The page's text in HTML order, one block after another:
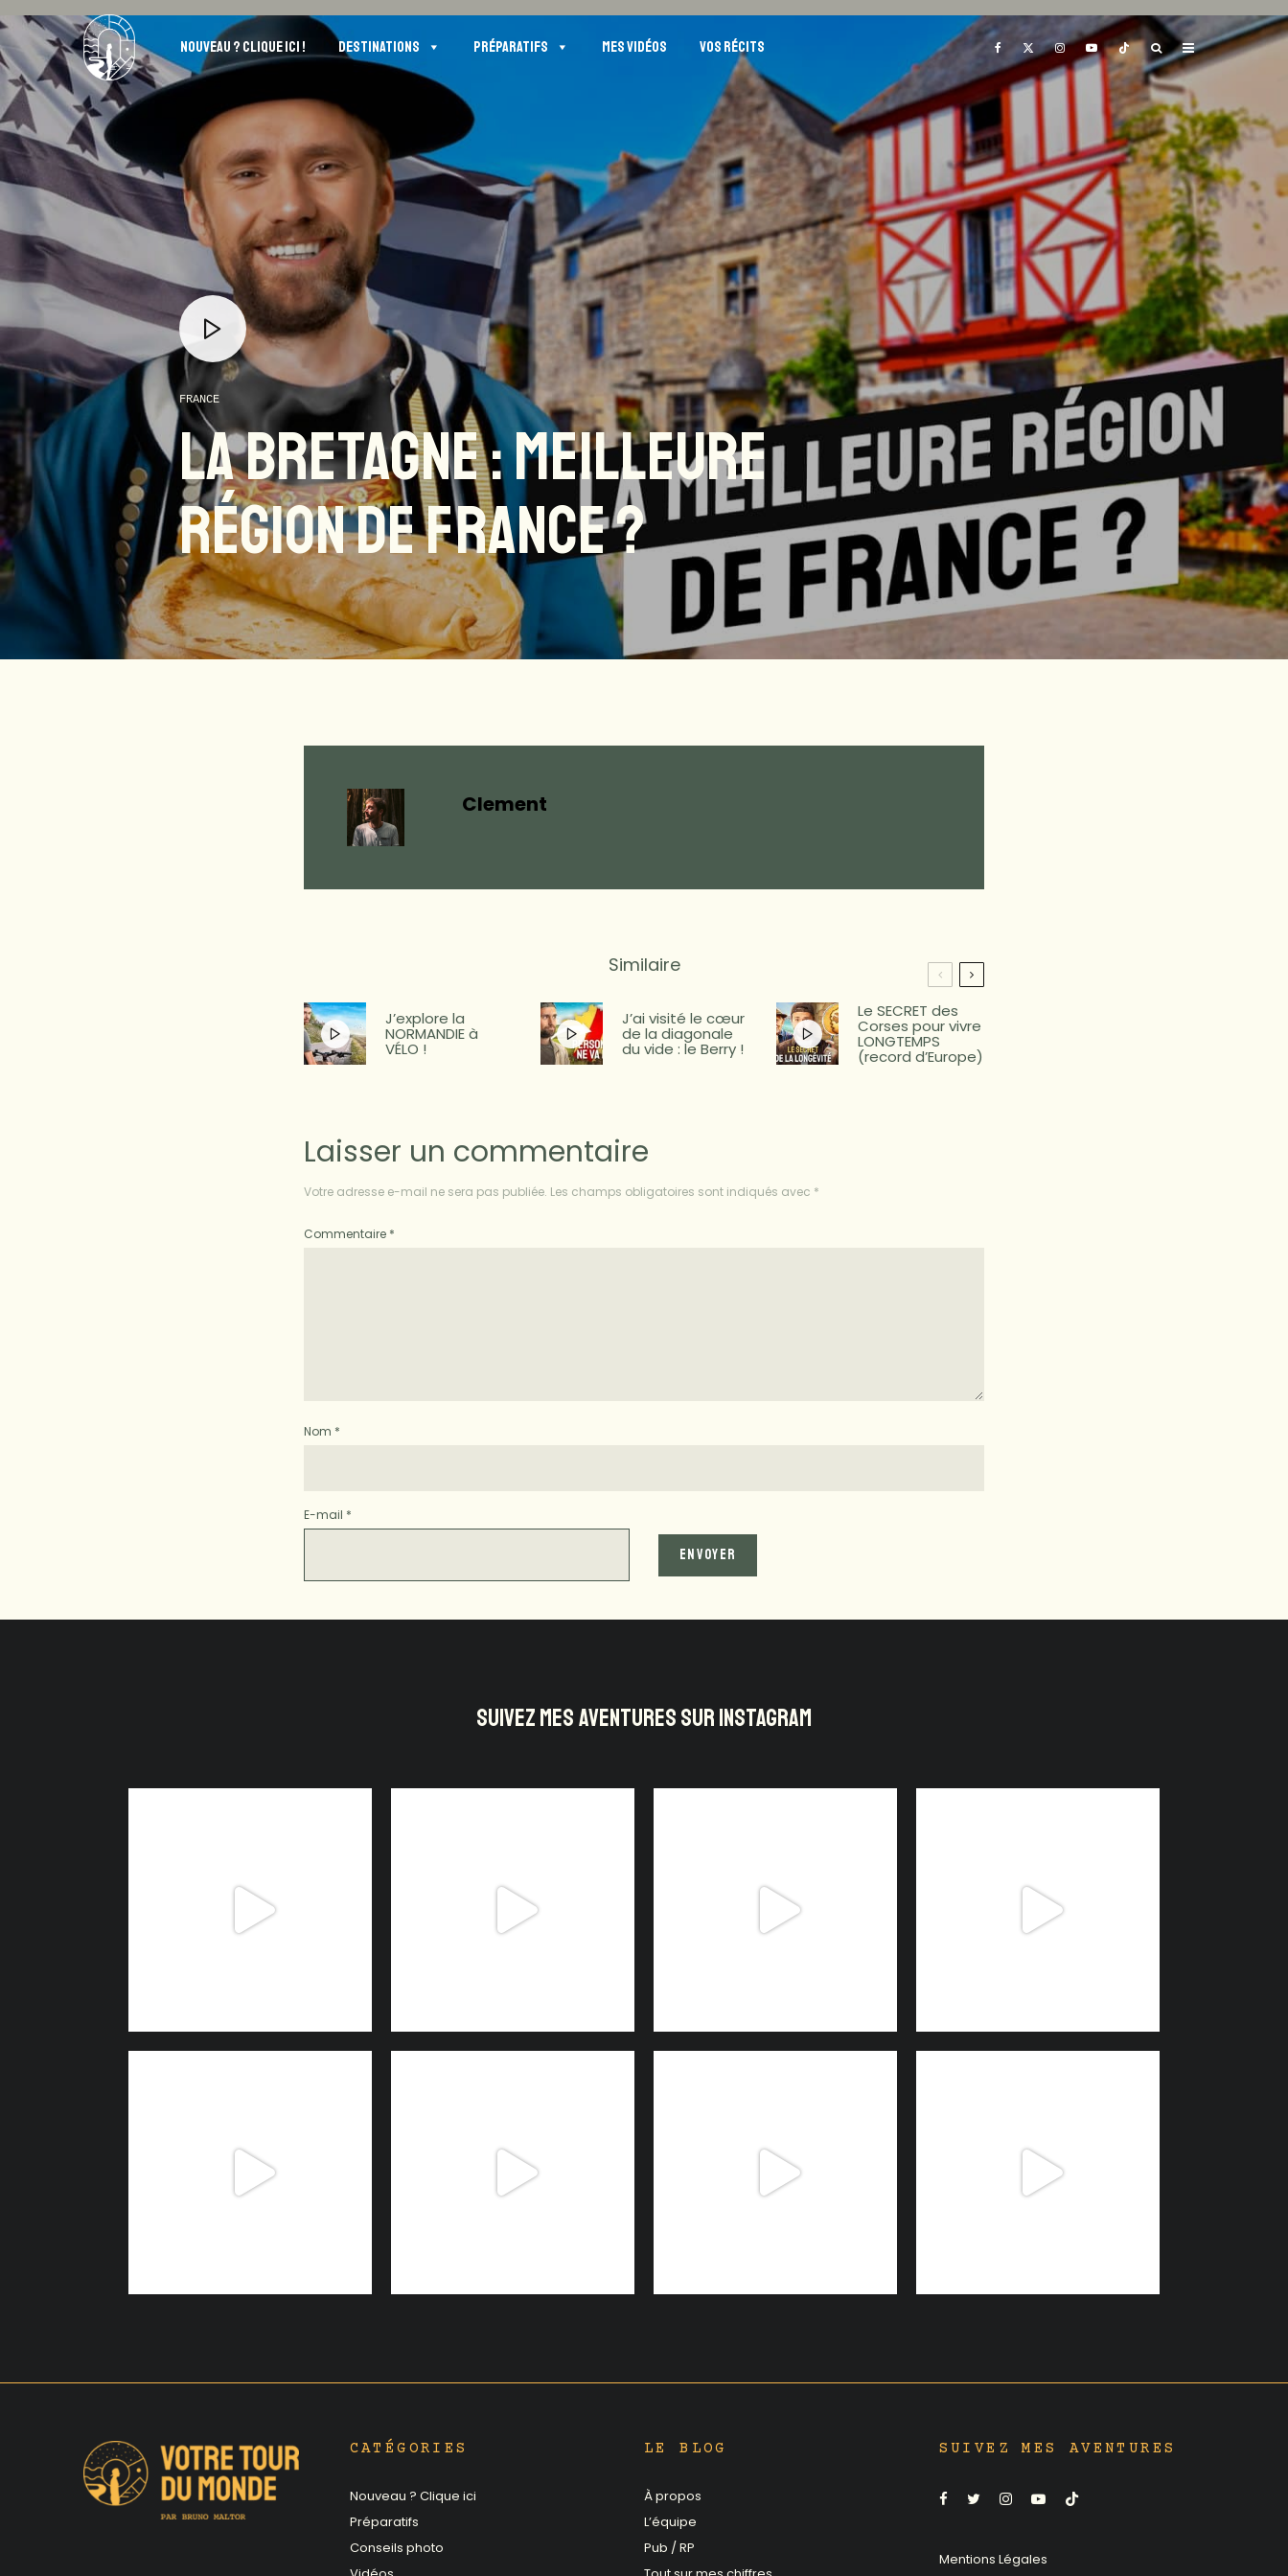
NOUVEAU ? CLIQUE ICI ! DESTINATIONS PRÉPARATIFS MES VIDÉOS VOS RÉCITS
FRANCE
LA BRETAGNE : MEILLEURE
RÉGION DE FRANCE ?
Clement
Similaire
J’explore la
NORMANDIE à
VÉLO !
J’ai visité le cœur
de la diagonale
du vide : le Berry !
Le SECRET des
Corses pour vivre
LONGTEMPS
(record d’Europe)
Laisser un commentaire
Votre adresse e-mail ne sera pas publiée. Les champs obligatoires sont indiqués avec *
Commentaire *
Nom *
E-mail *
SUIVEZ MES AVENTURES SUR INSTAGRAM
CATÉGORIES
Nouveau ? Clique ici
Préparatifs
Conseils photo
LE BLOG
À propos
L’équipe
Pub / RP
SUIVEZ MES AVENTURES
Mentions Légales